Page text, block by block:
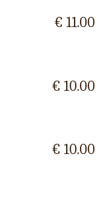
€ 11.00
€ 10.00
€ 10.00